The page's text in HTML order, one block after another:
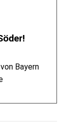
Bayern